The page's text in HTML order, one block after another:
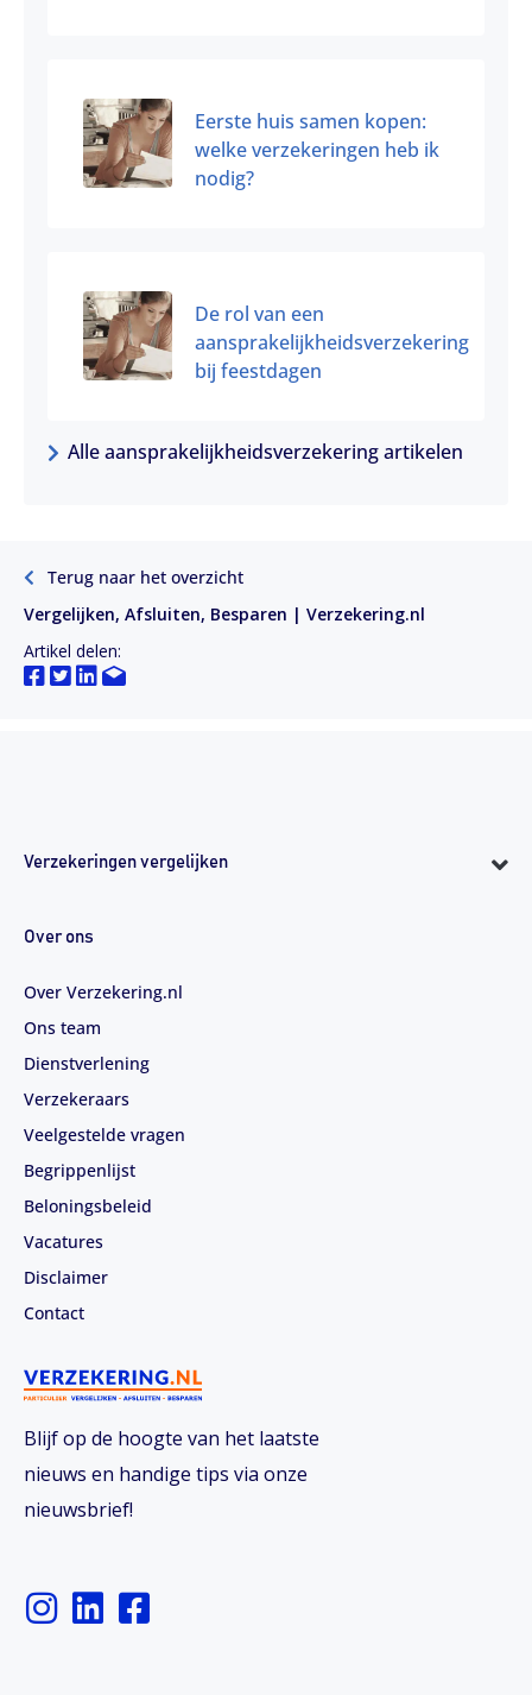
Eerste huis samen kopen:
welke verzekeringen heb ik
nodig?
De rol van een
aansprakelijkheidsverzekering
bij feestdagen
Alle aansprakelijkheidsverzekering artikelen
Terug naar het overzicht
Vergelijken, Afsluiten, Besparen | Verzekering.nl
Artikel delen:
Blijf op de hoogte van het laatste
nieuws en handige tips via onze
nieuwsbrief!
I
n
L
i
F
a
Verzekeringen vergelijken
Over ons
Over Verzekering.nl
Ons team
Dienstverlening
Verzekeraars
Veelgestelde vragen
Begrippenlijst
Beloningsbeleid
Vacatures
Disclaimer
Contact